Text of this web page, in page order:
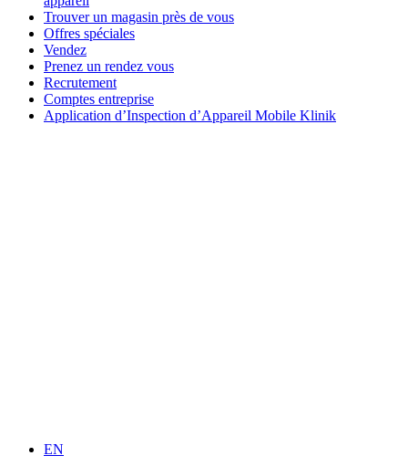
Trouver un magasin près de vous
Offres spéciales
Vendez
Prenez un rendez vous
Recrutement
Comptes entreprise
Application d’Inspection d’Appareil Mobile Klinik
EN